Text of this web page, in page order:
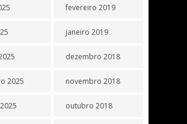
2025
fevereiro 2019
janeiro 2019
dezembro 2018
novembro 2018
outubro 2018